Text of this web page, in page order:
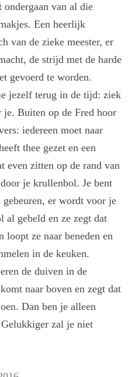
van al die
Een heerlijk
van de zieke meester, er
de strijd met de harde
gevoerd te worden.
jezelf terug in de tijd: ziek
Buiten op de Fred hoor
iedereen moet naar
thee gezet en een
even zitten op de rand van
je krullenbol. Je bent
er wordt voor je
al gebeld en ze zegt dat
loopt ze naar beneden en
in de keuken.
de duiven in de
naar boven en zegt dat
Dan ben je alleen
zal je niet